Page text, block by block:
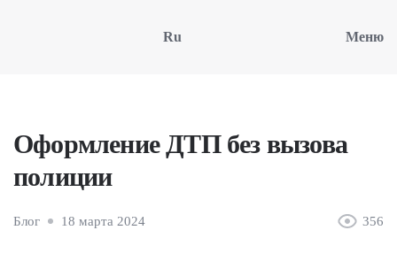
Ru Меню
Оформление ДТП без вызова
полиции
Блог 18 марта 2024 356